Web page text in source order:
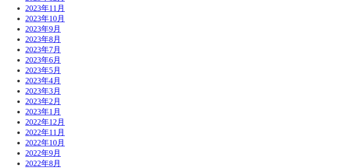
2023年11月
2023年10月
2023年9月
2023年8月
2023年7月
2023年6月
2023年5月
2023年4月
2023年3月
2023年2月
2023年1月
2022年12月
2022年11月
2022年10月
2022年9月
2022年8月